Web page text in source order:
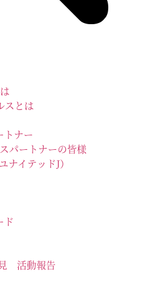
スとは
トナー
パートナーの皆様
イテッドJ）
ド
活動報告